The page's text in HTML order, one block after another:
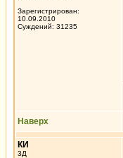
Зарегистрирован:
10.09.2010
Суждений: 31235
Наверх
КИ
3Д